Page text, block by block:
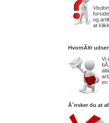
og
at
HvornÃ¥r
Vi
en
Ã˜nsker du at